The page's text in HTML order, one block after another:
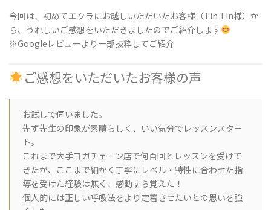
今回は、初めてエクラにお越しいただいたお客様（Tin Tin様）か
ら、うれしいご感想をいただきましたのでご紹介します
※Googleレビューより一部抜粋してご紹介
ご感想をいただいたお客様の声
お試しで伺いました。
先ず先生の印象が素晴らしく、いい気分でレッスンスター
ト。
これまで大手ヨガチェーン店で何百回とレッスンを受けて
きたが、ここまで細かく丁寧にレベル・特性に合わせた指
導を受けた経験は無く、感動すら覚えた！
個人的には正しい呼吸法をより定着させたいとの思いを強